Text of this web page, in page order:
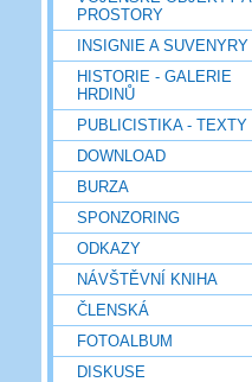
PROSTORY
INSIGNIE A SUVENYRY
HISTORIE - GALERIE
HRDINŮ
PUBLICISTIKA - TEXTY
DOWNLOAD
BURZA
SPONZORING
ODKAZY
NÁVŠTĚVNÍ KNIHA
ČLENSKÁ
FOTOALBUM
DISKUSE